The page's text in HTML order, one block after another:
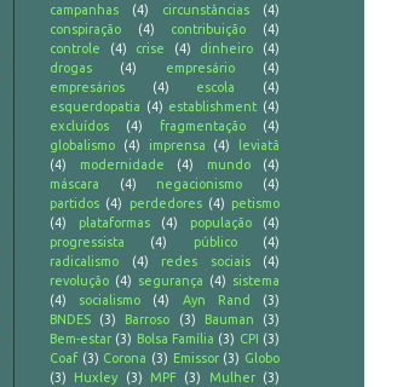
campanhas
(4) circunstâncias
(4)
conspiração
(4) contribuição
(4)
controle
(4) crise (4) dinheiro
(4)
drogas
(4) empresário
(4)
empresários
(4) escola
(4)
esquerdopatia (4) establishment (4)
excluídos
(4) fragmentação
(4)
globalismo
(4) imprensa (4)
leviatã
(4)
modernidade (4) mundo
(4)
máscara
(4) negacionismo
(4)
partidos (4) perdedores (4) petismo
(4)
plataformas (4) população
(4)
progressista
(4) público
(4)
radicalismo
(4) redes sociais
(4)
revolução (4) segurança (4) sistema
(4)
socialismo (4) Ayn Rand
(3)
BNDES
(3) Barroso (3) Bauman
(3)
Bem-estar (3) Bolsa Família (3) CPI (3)
Coaf (3) Corona (3) Emissor (3) Globo
(3)
Huxley (3) MPF (3) Mulher
(3)